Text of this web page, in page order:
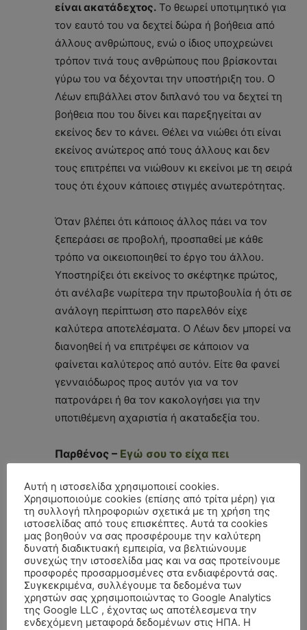
είναι ακατάδεχτος. Το θεωρεί υποτιμητικό για
τον εαυτό του να δεχτεί δώρα ή βοήθεια από
άλλους ανθρώπους, ενώ ο ίδιος υποχρεώνει
τρόπον τινά τους ανθρώπους που βρίσκονται
γύρω του να δέχονται την υποστήριξη του. Ο
Λέων επιβάλλει στον διπλανό του να δεχτεί τη
βοήθεια που του δίνει και παρεξηγείται αν
εκείνος δεν το κάνει. Θέλει να νιώθει ότι είναι
εκείνος ανώτερος από τους άλλους και δεν
τους επιτρέπει να νιώθουν κι εκείνοι με τη σειρά
τους ότι έχουν κάποιες στιγμές ανωτερότητας.
Όταν βλέπει ότι κάποιος άλλος πάει να τον
ξεπεράσει σε προβολή, προσπαθεί με κάθε
τρόπο να οικειοποιηθεί το έργο του άλλου.
Υποστηρίξει ότι εκείνος το σκέφτηκε πρώτος,
ότι ανέλαβε νωρίτερα την πρωτοβουλία ή ότι σε
ανάλογη περίπτωση στο παρελθόν είχε
καλύτερα αποτελέσματα. Ο Λέων δεν μπορεί να
διανοηθεί ή να επιτρέψει σε κάποιον να
φαίνεται καλύτερος από αυτόν. Είτε θα φανεί
γενναιόδωρος προς αυτόν για να τον
πατρονάρει ή θα τον κακολογήσει για την
υποτιθέμενη αχαριστία ή ακαταδεξία του.
Παρθένος – Εγώ σου το είχα πει
Η σκιά της Παρθένου έχει να κάνει με
κάποιον που πιστεύει ότι τα ξέρει όλα.Με
αργό και συστηματικό τρόπο αντιμετωπίζει τις
απόψεις των άλλων και τις αντικρούει σημείο
προς σημείο, έτσι ώστε οι άνθρωποι γύρω της να
αισθάνονται ότι είναι αμόρφωτοι και ανίδεοι.
Κάθε φορά που κάποιος πάει να παρακούσει τις
απόψεις της και αποτυγχάνει, αυτή βρίσκεται
Αυτή η ιστοσελίδα χρησιμοποιεί cookies.
Χρησιμοποιούμε cookies (επίσης από τρίτα μέρη) για
τη συλλογή πληροφοριών σχετικά με τη χρήση της
ιστοσελίδας από τους επισκέπτες. Αυτά τα cookies
μας βοηθούν να σας προσφέρουμε την καλύτερη
δυνατή διαδικτυακή εμπειρία, να βελτιώνουμε
συνεχώς την ιστοσελίδα μας και να σας προτείνουμε
προσφορές προσαρμοσμένες στα ενδιαφέροντά σας.
Συγκεκριμένα, συλλέγουμε τα δεδομένα των
χρηστών σας χρησιμοποιώντας το Google Analytics
της Google LLC , έχοντας ως αποτέλεσμενα την
ενδεχόμενη μεταφορά δεδομένων στις ΗΠΑ. Η